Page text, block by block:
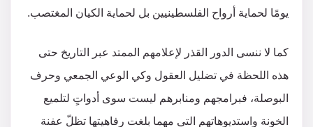
يومًا لحماية أرواح الفلسطينيين بل لحماية الكيان المغتصب.
كما لا ننسى الدور القذر لإعلامهم الممتد عبر التاريخ حتى
هذه اللحظة في تضليل العقول وكي الوعي الجمعي وحرف
البوصلة، فبرامجهم ومنابرهم ليست سوى أدواتٍ لتلميع
الخونة واستديوهاتهم التي مهما بلغت رفاهيتها تظلّ عفنة